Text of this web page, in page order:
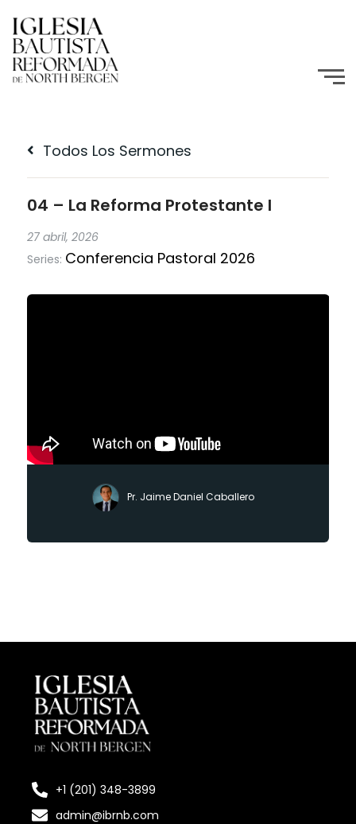
Todos Los Sermones
04 – La Reforma Protestante I
27 abril, 2026
Series: Conferencia Pastoral 2026
Pr. Jaime Daniel Caballero
+1 (201) 348-3899
admin@ibrnb.com